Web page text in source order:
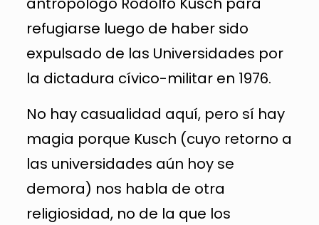
refugiarse luego de haber sido
expulsado de las Universidades por
la dictadura cívico-militar en 1976.
No hay casualidad aquí, pero sí hay
magia porque Kusch (cuyo retorno a
las universidades aún hoy se
demora) nos habla de otra
religiosidad, no de la que los